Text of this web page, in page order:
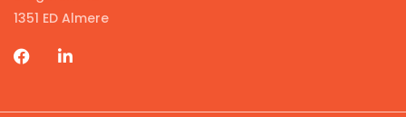
1351 ED Almere